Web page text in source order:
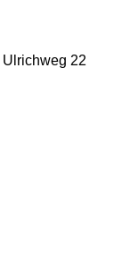
Ulrichweg 22